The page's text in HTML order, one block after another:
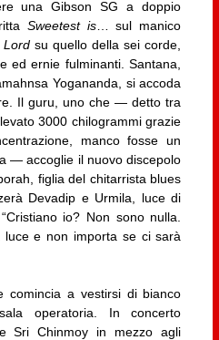
una Gibson SG a doppio
Sweetest is… sul manico
Lordsu quello della sei corde,
ed ernie fulminanti. Santana,
Yogananda, si accoda
Il guru, uno che — detto tra
3000 chilogrammi grazie
manco fosse un
— accoglie il nuovo discepolo
figlia del chitarrista blues
Devadip e Urmila, luce di
io? Non sono nulla.
e non importa se ci sarà
comincia a vestirsi di bianco
operatoria. In concerto
Sri Chinmoy in mezzo agli